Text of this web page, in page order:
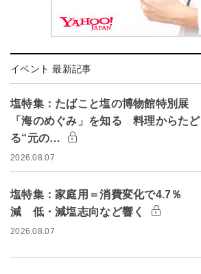
イベント 最新記事
塩特集：たばこと塩の博物館特別展
「海のめぐみ」を知る 料理からたど
る“元の…
2026.08.07
塩特集：家庭用＝消費変化で4.7％
減 低・減塩志向など響く
2026.08.07